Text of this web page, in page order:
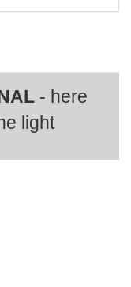
- here
light